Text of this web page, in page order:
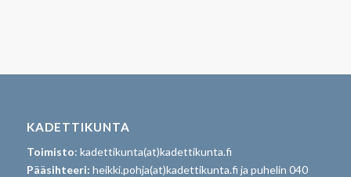
KADETTIKUNTA
Toimisto: kadettikunta(at)kadettikunta.fi
Pääsihteeri: heikki.pohja(at)kadettikunta.fi ja puhelin 040